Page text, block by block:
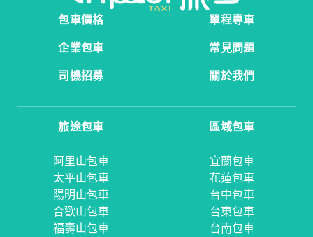
包車價格
單程專車
企業包車
常見問題
司機招募
關於我們
旅途包車
阿里山包車
太平山包車
陽明山包車
合歡山包車
福壽山包車
區域包車
宜蘭包車
花蓮包車
台中包車
台東包車
台南包車